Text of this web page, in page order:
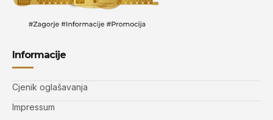
Informacije
Cjenik oglašavanja
Impressum